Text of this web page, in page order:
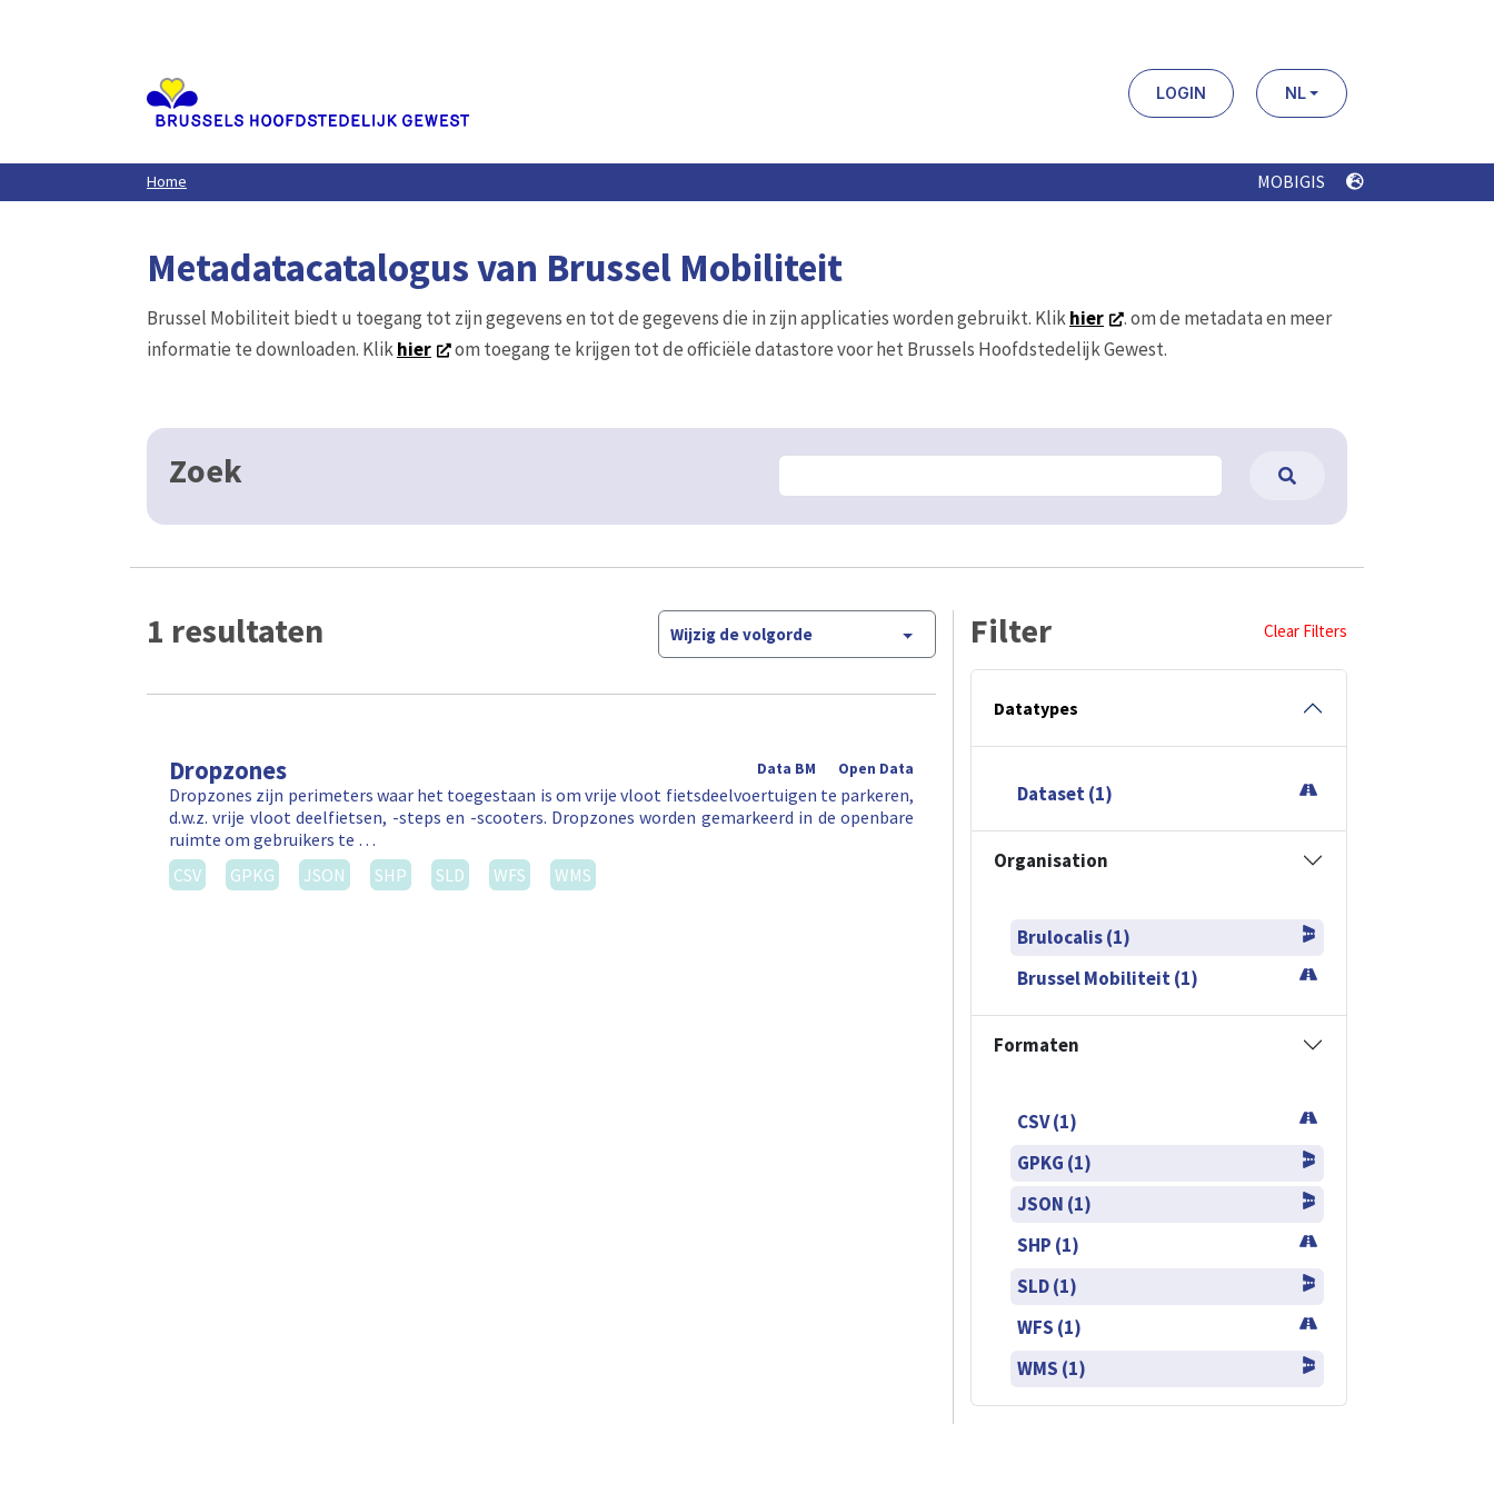
LOGIN NL
Home MOBIGIS
Metadatacatalogus van Brussel Mobiliteit
Brussel Mobiliteit biedt u toegang tot zijn gegevens en tot de gegevens die in zijn applicaties worden gebruikt. Klikhier
. om de metadata en meer
informatie te downloaden. Klikhier om toegang te krijgen tot de officiële datastore voor het Brussels Hoofdstedelijk Gewest.
Zoek
1 resultaten Wijzig de volgorde
Dropzones Open Data
Data BM
Dropzones zijn perimeters waar het toegestaan is om vrije vloot fietsdeelvoertuigen te parkeren,
d.w.z. vrije vloot deelfietsen, -steps en -scooters. Dropzones worden gemarkeerd in de openbare
ruimte om gebruikers te …
CSV
GPKG JSON SHP SLD WFS WMS
Filter Clear Filters
Datatypes
Dataset (1)
Organisation
Brulocalis (1)
Brussel Mobiliteit (1)
Formaten
CSV (1)
GPKG (1)
JSON (1)
SHP (1)
SLD (1)
WFS (1)
WMS (1)